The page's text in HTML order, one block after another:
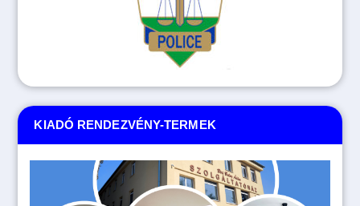
KIADÓ RENDEZVÉNY-TERMEK